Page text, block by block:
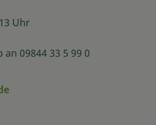
Uhr
09844 33 5 99 0